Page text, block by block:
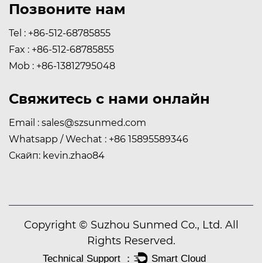
Позвоните нам
Tel : +86-512-68785855
Fax : +86-512-68785855
Mob : +86-13812795048
Свяжитесь с нами онлайн
Email : sales@szsunmed.com
Whatsapp / Wechat : +86 15895589346
Скайп: kevin.zhao84
Copyright © Suzhou Sunmed Co., Ltd. All
Rights Reserved.